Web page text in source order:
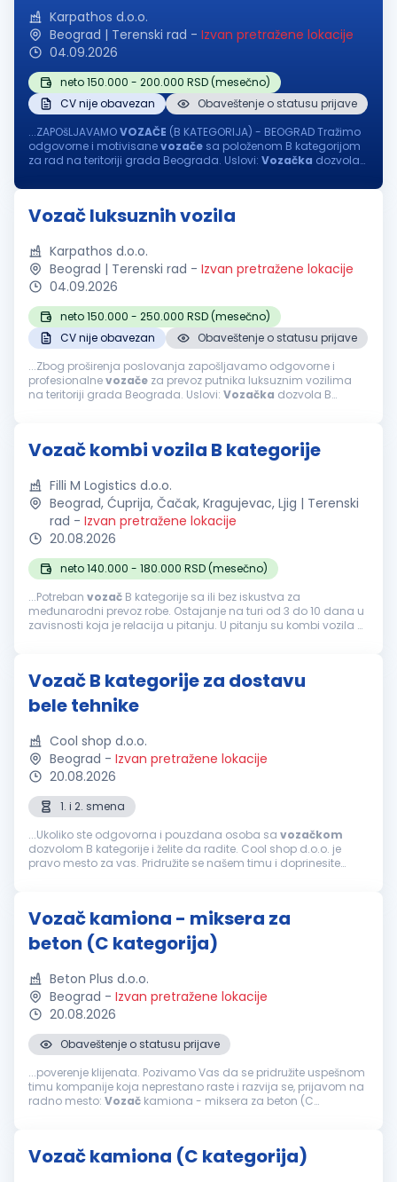
Karpathos d.o.o.
Beograd | Terenski rad - Izvan pretražene lokacije
04.09.2026
neto 150.000 - 200.000 RSD (mesečno)
CV nije obavezan
Obaveštenje o statusu prijave
...ZAPOšLJAVAMOVOZAČE (B KATEGORIJA) - BEOGRAD Tražimo
odgovorne i motivisanevozače sa položenom B kategorijom
za rad na teritoriji grada Beograda. Uslovi: Vozačka dozvola
prema poslu Nudimo...
Vozač luksuznih vozila
Karpathos d.o.o.
Beograd | Terenski rad - Izvan pretražene lokacije
04.09.2026
neto 150.000 - 250.000 RSD (mesečno)
CV nije obavezan
Obaveštenje o statusu prijave
...Zbog proširenja poslovanja zapošljavamo odgovorne i
profesionalnevozače za prevoz putnika luksuznim vozilima
na teritoriji grada Beograda. Uslovi: Vozačka dozvola B
Vozač kombi vozila B kategorije
Filli M Logistics d.o.o.
Beograd, Ćuprija, Čačak, Kragujevac, Ljig | Terenski
rad - Izvan pretražene lokacije
20.08.2026
neto 140.000 - 180.000 RSD (mesečno)
...Potreban vozač B kategorije sa ili bez iskustva za
međunarodni prevoz robe. Ostajanje na turi od 3 do 10 dana u
zavisnosti koja je relacija u pitanju. U pitanju su kombi vozila B
Vozač B kategorije za dostavu
bele tehnike
Cool shop d.o.o.
Beograd - Izvan pretražene lokacije
20.08.2026
1. i 2. smena
...Ukoliko ste odgovorna i pouzdana osoba sa vozačkom
dozvolom B kategorije i želite da radite. Cool shop d.o.o. je
pravo mesto za vas. Pridružite se našem timu i doprinesite
Vozač kamiona - miksera za
beton (C kategorija)
Beton Plus d.o.o.
Beograd - Izvan pretražene lokacije
20.08.2026
Obaveštenje o statusu prijave
...poverenje klijenata. Pozivamo Vas da se pridružite uspešnom
timu kompanije koja neprestano raste i razvija se, prijavom na
radno mesto: Vozač kamiona - miksera za beton (C
Vozač kamiona (C kategorija)